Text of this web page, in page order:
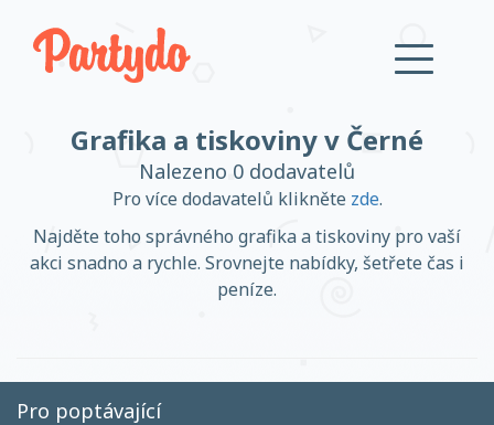
Přihlásit se
Založit účet
Grafika a tiskoviny v Černé
Nalezeno 0 dodavatelů
Pro více dodavatelů klikněte zde.
Najděte toho správného grafika a tiskoviny pro vaší
akci snadno a rychle. Srovnejte nabídky, šetřete čas i
peníze.
Pro poptávající